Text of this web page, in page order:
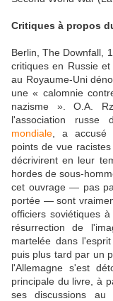
Critiques à propos
Berlin, The Downfall,
critiques en Russie
au Royaume-Uni
une « calomnie
nazisme ». O.A.
l'association
mondiale , a accusé
points de vue
décrivirent en leur
hordes de sous-
cet ouvrage — pas
portée — sont
officiers soviétiques
résurrection de
martelée dans
puis plus tard par un
l'Allemagne s'est
principale du livre, à
ses discussions